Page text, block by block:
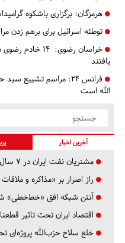
هرمزگان: برگزاری باشکوه
توطئه اسرائیل برای برهم
خراسان رضوی:
۱۴ خادم
یافتند
فرانس ۲۴: مراسم تشییع
الله است
آخرین اخبار
مشتریان نفت ایران در ۷ سال گذشته +فیلم
راز اصرار بر «مذاکره و
آنتن شبکه افق «خط‌خطی»
اقتصاد ایران تحت تاثیر
خلع سلاح حزب‌الله پروژه‌ای